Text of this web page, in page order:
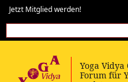
Jetzt Mitglied werden!